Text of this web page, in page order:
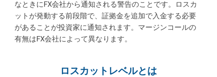
なときにFX会社から通知される警告のことです。ロスカ
ットが発動する前段階で、証拠金を追加で入金する必要
があることが投資家に通知されます。マージンコールの
有無はFX会社によって異なります。
ロスカットレベルとは